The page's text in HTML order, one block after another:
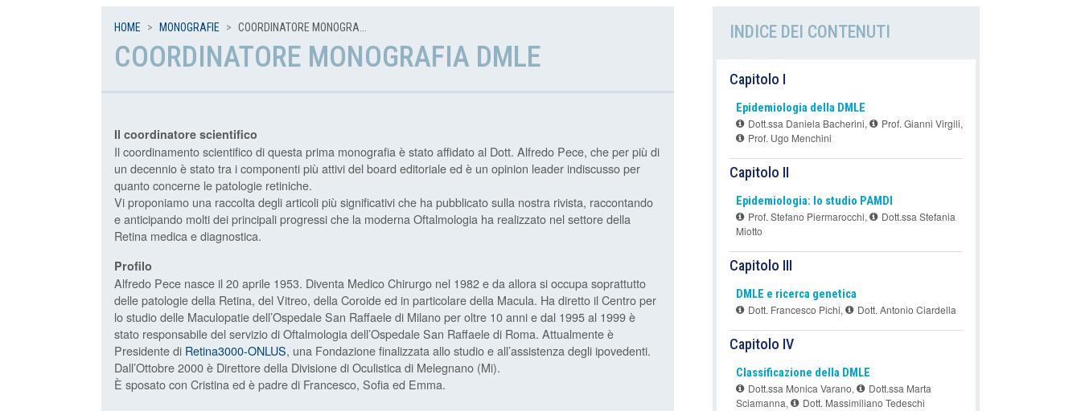
HOME MONOGRAFIE COORDINATORE MONOGRA...
COORDINATORE MONOGRAFIA DMLE
Il coordinatore scientifico
Il coordinamento scientifico di questa prima monografia è stato affidato al Dott. Alfredo Pece, che per più di
un decennio è stato tra i componenti più attivi del board editoriale ed è un opinion leader indiscusso per
quanto concerne le patologie retiniche.
Vi proponiamo una raccolta degli articoli più significativi che ha pubblicato sulla nostra rivista, raccontando
e anticipando molti dei principali progressi che la moderna Oftalmologia ha realizzato nel settore della
Retina medica e diagnostica.
Profilo
Alfredo Pece nasce il 20 aprile 1953. Diventa Medico Chirurgo nel 1982 e da allora si occupa soprattutto
delle patologie della Retina, del Vitreo, della Coroide ed in particolare della Macula. Ha diretto il Centro per
lo studio delle Maculopatie dell’Ospedale San Raffaele di Milano per oltre 10 anni e dal 1995 al 1999 è
stato responsabile del servizio di Oftalmologia dell’Ospedale San Raffaele di Roma. Attualmente è
Presidente di Retina3000-ONLUS, una Fondazione finalizzata allo studio e all’assistenza degli ipovedenti.
Dall’Ottobre 2000 è Direttore della Divisione di Oculistica di Melegnano (Mi).
È sposato con Cristina ed è padre di Francesco, Sofia ed Emma.
INDICE DEI CONTENUTI
Capitolo I
Epidemiologia della DMLE
Dott.ssa Daniela Bacherini, Prof. Gianni Virgili,
Prof. Ugo Menchini
Capitolo II
Epidemiologia: lo studio PAMDI
Prof. Stefano Piermarocchi,
Dott.ssa Stefania
Miotto
Capitolo III
DMLE e ricerca genetica
Dott. Francesco Pichi, Dott. Antonio Ciardella
Capitolo IV
Classificazione della DMLE
Dott.ssa Monica Varano,
Dott.ssa Marta
Sciamanna, Dott. Massimiliano Tedeschi